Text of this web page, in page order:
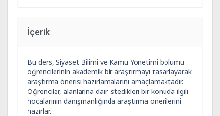
İçerik
Bu ders, Siyaset Bilimi ve Kamu Yönetimi bölümü
öğrencilerinin akademik bir araştırmayı tasarlayarak
araştırma önerisi hazırlamalarını amaçlamaktadır.
Öğrenciler, alanlarına dair istedikleri bir konuda ilgili
hocalarının danışmanlığında araştırma önerilerini
hazırlar.